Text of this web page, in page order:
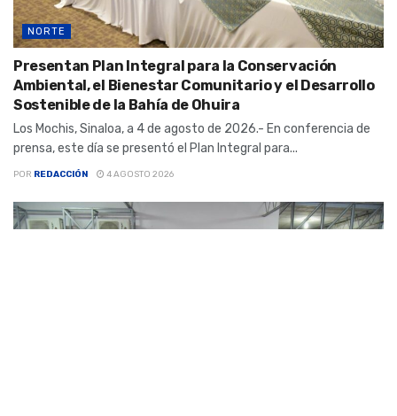
NORTE
Presentan Plan Integral para la Conservación
Ambiental, el Bienestar Comunitario y el Desarrollo
Sostenible de la Bahía de Ohuira
Los Mochis, Sinaloa, a 4 de agosto de 2026.- En conferencia de
prensa, este día se presentó el Plan Integral para...
POR REDACCIÓN 4 AGOSTO 2026